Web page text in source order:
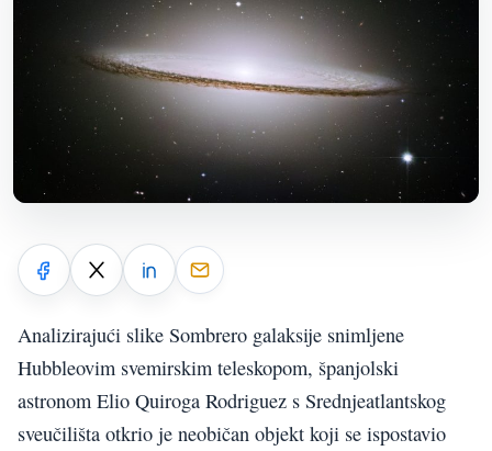
Analizirajući slike Sombrero galaksije snimljene
Hubbleovim svemirskim teleskopom, španjolski
astronom Elio Quiroga Rodriguez s Srednjeatlantskog
sveučilišta otkrio je neobičan objekt koji se ispostavio